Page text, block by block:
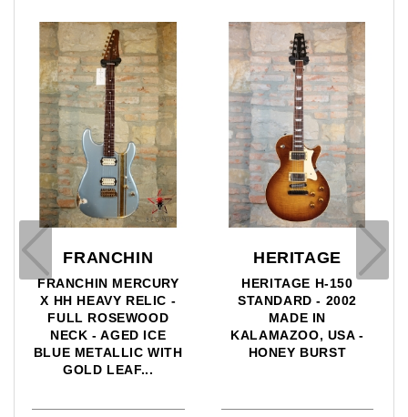
FRANCHIN
FRANCHIN MERCURY
X HH HEAVY RELIC -
FULL ROSEWOOD
NECK - AGED ICE
BLUE METALLIC WITH
GOLD LEAF...
HERITAGE
HERITAGE H-150
STANDARD - 2002
MADE IN
KALAMAZOO, USA -
HONEY BURST